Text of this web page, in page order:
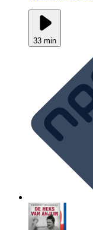
33 min